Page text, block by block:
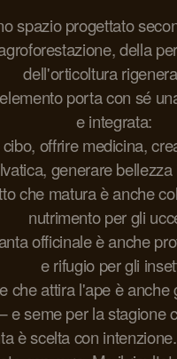
spazio progettato
della
dell'orticoltura
porta con sé
e integrata:
offrire medicina,
generare
che matura è anche
nutrimento per gli
officinale è anche
e rifugio per gli
che attira l'ape è anche
e seme per la stagione
è scelta con